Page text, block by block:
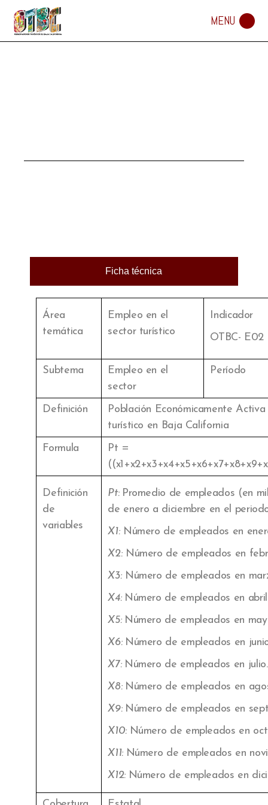
Ficha técnica
Área
temática
Empleo en el
sector turístico
Indicador
OTBC- E02
Subtema
Empleo en el
sector
Período
Definición
Población Económicamente
turístico en Baja California
Formula
Pt =
Definición
de
variables
Pt: Promedio de empleados (en
de enero a diciembre en el
X1:Número de empleados en
X2:Número de empleados en
X3:Número de empleados en
X4: Número de empleados en
X5: Número de empleados en
X6: Número de empleados en
X7: Número de empleados en julio.
X8: Número de empleados en
X9: Número de empleados en
X10: Número de empleados en
X11: Número de empleados en
X12: Número de empleados en